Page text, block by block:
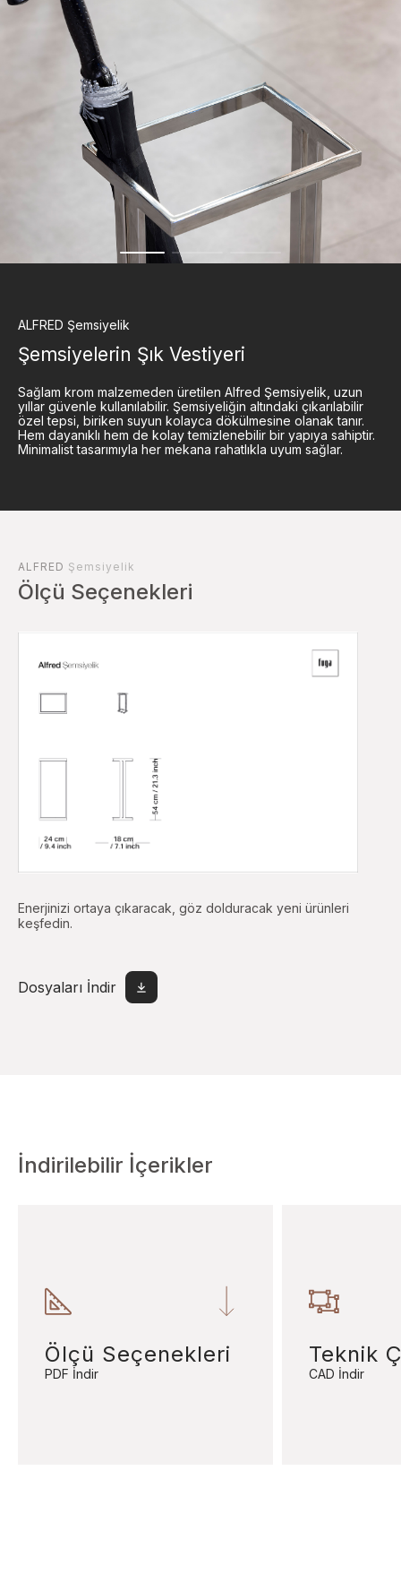
ALFRED Şemsiyelik
Şemsiyelerin Şık Vestiyeri
Sağlam krom malzemeden üretilen Alfred Şemsiyelik, uzun
yıllar güvenle kullanılabilir. Şemsiyeliğin altındaki çıkarılabilir
özel tepsi, biriken suyun kolayca dökülmesine olanak tanır.
Hem dayanıklı hem de kolay temizlenebilir bir yapıya sahiptir.
Minimalist tasarımıyla her mekana rahatlıkla uyum sağlar.
ALFRED Şemsiyelik
Ölçü Seçenekleri
Enerjinizi ortaya çıkaracak, göz dolduracak yeni ürünleri
keşfedin.
Dosyaları İndir
İndirilebilir İçerikler
Ölçü Seçenekleri
PDF İndir
Teknik
CAD İndir